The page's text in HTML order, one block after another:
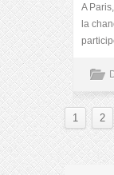
A
la
1 2